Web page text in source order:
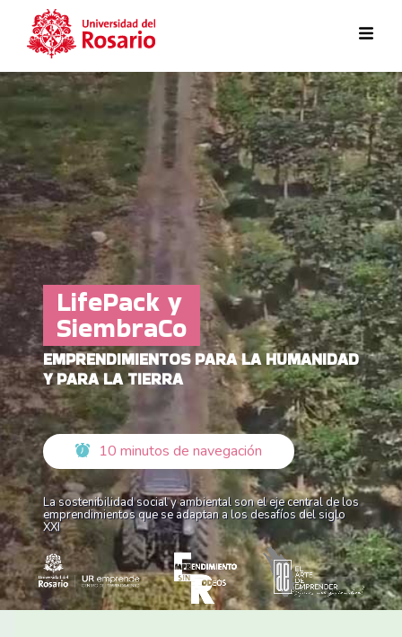
Pasar al contenido principal
LifePack y
SiembraCo
EMPRENDIMIENTOS PARA LA HUMANIDAD
Y PARA LA TIERRA
10 minutos de navegación
La sostenibilidad social y ambiental son el eje central de los
emprendimientos que se adaptan a los desafíos del siglo
XXI